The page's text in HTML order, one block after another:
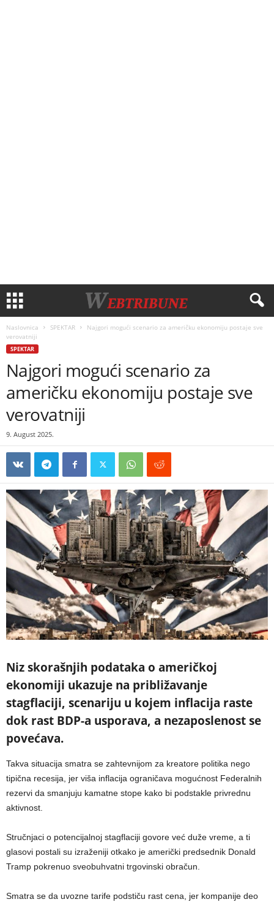
Naslovnica SPEKTAR
Najgori mogući scenario za američku ekonomiju postaje sve
verovatniji
SPEKTAR
Najgori mogući scenario za
američku ekonomiju postaje sve
verovatniji
9. August 2025.
Niz skorašnjih podataka o američkoj
ekonomiji ukazuje na približavanje
stagflaciji, scenariju u kojem inflacija raste
dok rast BDP-a usporava, a nezaposlenost se
povećava.
Takva situacija smatra se zahtevnijom za kreatore politika nego
tipična recesija, jer viša inflacija ograničava mogućnost Federalnih
rezervi da smanjuju kamatne stope kako bi podstakle privrednu
aktivnost.
Stručnjaci o potencijalnoj stagflaciji govore već duže vreme, a ti
glasovi postali su izraženiji otkako je američki predsednik Donald
Tramp pokrenuo sveobuhvatni trgovinski obračun.
Smatra se da uvozne tarife podstiču rast cena, jer kompanije deo